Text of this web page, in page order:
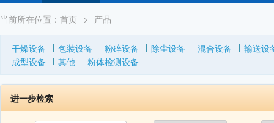
当前所在位置： 首页 > 产品
干燥设备 包装设备 粉碎设备 除尘设备 混合设备
输送设
成型设备
其他 粉体检测设备
进一步检索